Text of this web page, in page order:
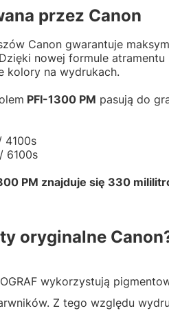
przez Canon
Canon gwarantuje
nowej formule
kolory na wydrukach.
PFI-1300 PM pasują do
4100s
6100s
PM znajduje się 330
oryginalne
wykorzystują
Z tego względu